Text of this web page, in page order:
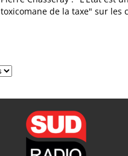
toxicomane de la taxe" sur les